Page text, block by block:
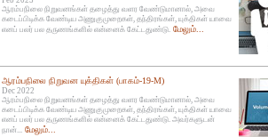
ஆரம்பநிலை நிறுவனங்கள் தழைத்து வளர வேண்டுமானால், அவை
கடைப்பிடிக்க வேண்டிய அணுகுமுறைகள், தந்திரங்கள், யுக்திகள் யாவை
எனப் பலர் பல தருணங்களில் என்னைக் கேட்டதுண்டு. மேலும்...
ஆரம்பநிலை நிறுவன யுக்திகள் (பாகம்-19-M)
Dec 2022
ஆரம்பநிலை நிறுவனங்கள் தழைத்து வளர வேண்டுமானால், அவை
கடைப்பிடிக்க வேண்டிய அணுகுமுறைகள், தந்திரங்கள், யுக்திகள் யாவை
எனப் பலர் பல தருணங்களில் என்னைக் கேட்டதுண்டு. அவர்களுடன்
நான்... மேலும்...